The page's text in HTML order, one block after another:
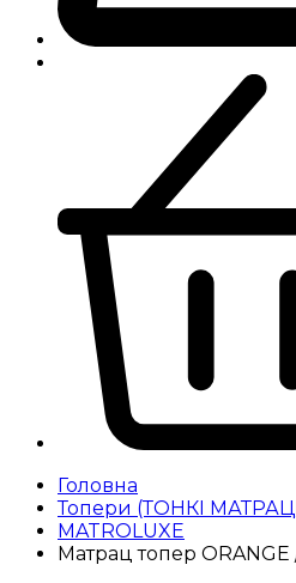
Головна
Топери (ТОНКІ
MATROLUXE
Матрац топер